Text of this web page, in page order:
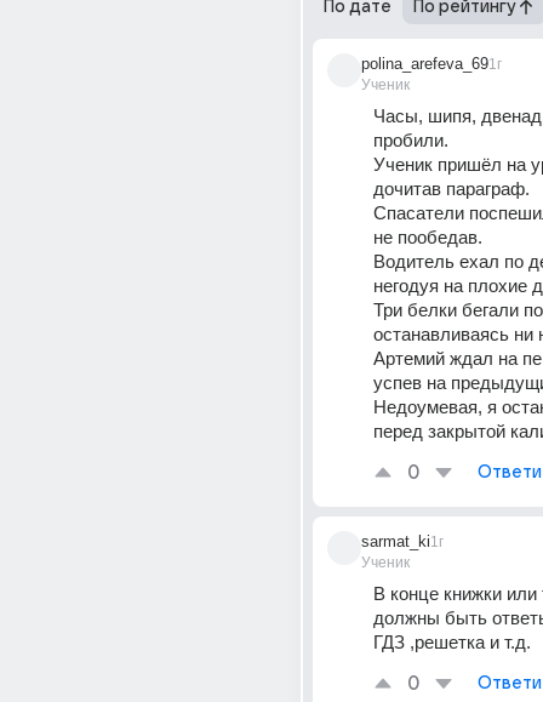
По дате По рейтингу
polina_arefeva_69
Ученик
1г
Часы, шипя,
пробили.
Ученик пришёл на
дочитав параграф.
Спасатели
не пообедав.
Водитель ехал по
негодуя на плохие
Три белки бегали
останавливаясь ни
Артемий ждал на
успев на
Недоумевая, я
перед закрытой
0
sarmat_ki
Ученик
1г
В конце книжки или
должны быть
ГДЗ ,решетка и т.д.
0